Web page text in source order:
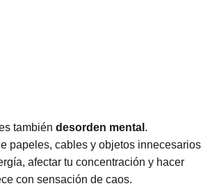
también desorden mental .
papeles, cables y objetos innecesarios
afectar tu concentración y hacer
con sensación de caos.